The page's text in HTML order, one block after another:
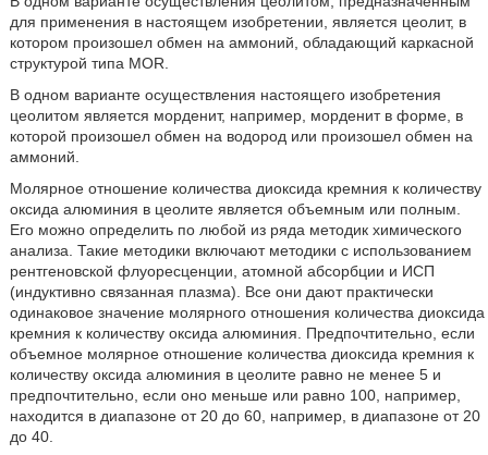
для применения в настоящем изобретении, является цеолит, в
котором произошел обмен на аммоний, обладающий каркасной
структурой типа MOR.
В одном варианте осуществления настоящего изобретения
цеолитом является морденит, например, морденит в форме, в
которой произошел обмен на водород или произошел обмен на
аммоний.
Молярное отношение количества диоксида кремния к количеству
оксида алюминия в цеолите является объемным или полным.
Его можно определить по любой из ряда методик химического
анализа. Такие методики включают методики с использованием
рентгеновской флуоресценции, атомной абсорбции и ИСП
(индуктивно связанная плазма). Все они дают практически
одинаковое значение молярного отношения количества диоксида
кремния к количеству оксида алюминия. Предпочтительно, если
объемное молярное отношение количества диоксида кремния к
количеству оксида алюминия в цеолите равно не менее 5 и
предпочтительно, если оно меньше или равно 100, например,
находится в диапазоне от 20 до 60, например, в диапазоне от 20
до 40.